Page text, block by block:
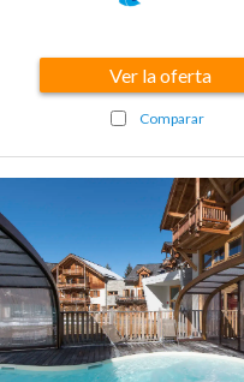
Ver la oferta
Comparar